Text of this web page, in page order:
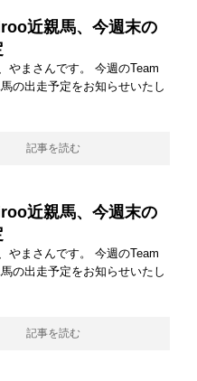
近親馬、今週末の
やまさんです。 今週のTeam
の出走予定をお知らせいたし
記事を読む
近親馬、今週末の
やまさんです。 今週のTeam
の出走予定をお知らせいたし
記事を読む